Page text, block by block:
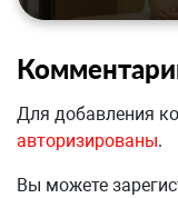
Для добавления
авторизированы.
Вы можете